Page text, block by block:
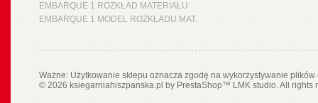
EMBARQUE 1 ROZKŁAD MATERIAŁU
EMBARQUE 1 MODEL ROZKŁADU MAT.
Ważne: Użytkowanie sklepu oznacza zgodę na wykorzystywanie
© 2026 ksiegarniahiszpanska.pl by PrestaShop™ LMK studio. All rights